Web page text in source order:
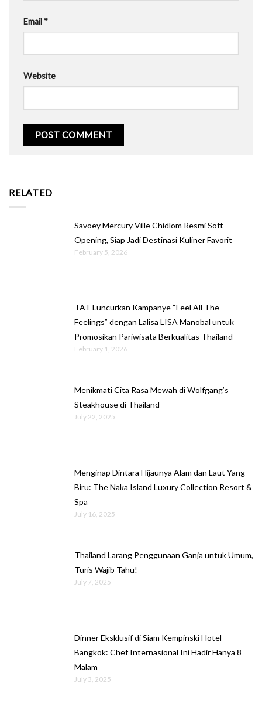
Email *
Website
RELATED
Savoey Mercury Ville Chidlom Resmi Soft
Opening, Siap Jadi Destinasi Kuliner Favorit
February 5, 2026
TAT Luncurkan Kampanye “Feel All The
Feelings” dengan Lalisa LISA Manobal untuk
Promosikan Pariwisata Berkualitas Thailand
February 1, 2026
Menikmati Cita Rasa Mewah di Wolfgang’s
Steakhouse di Thailand
July 22, 2025
Menginap Dintara Hijaunya Alam dan Laut Yang
Biru: The Naka Island Luxury Collection Resort &
Spa
July 16, 2025
Thailand Larang Penggunaan Ganja untuk Umum,
Turis Wajib Tahu!
July 7, 2025
Dinner Eksklusif di Siam Kempinski Hotel
Bangkok: Chef Internasional Ini Hadir Hanya 8
Malam
July 3, 2025